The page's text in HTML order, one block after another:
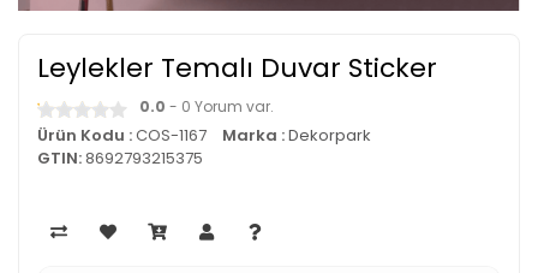
Leylekler Temalı Duvar Sticker
0.0 - 0 Yorum var.
Ürün Kodu :COS-1167 Marka :Dekorpark
GTIN:8692793215375